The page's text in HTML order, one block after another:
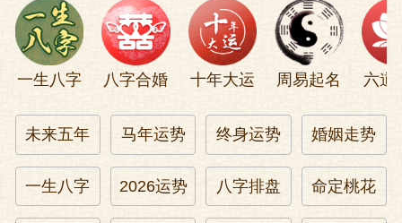
一生八字 八字合婚 十年大运 周易起名 六道
未来五年 马年运势 终身运势 婚姻走势
一生八字 2026运势 八字排盘 命定桃花